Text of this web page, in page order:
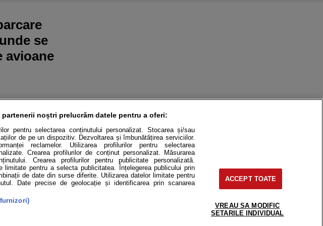
se
avioane
Video Podcast cu Prioritate Cât costă?
noștri prelucrăm datele pentru a oferi:
pentru selectarea conținutului personalizat. Stocarea și/sau
de pe un dispozitiv. Dezvoltarea și îmbunătățirea serviciilor.
reclamelor. Utilizarea profilurilor pentru selectarea
Crearea profilurilor de conținut personalizat. Măsurarea
Crearea profilurilor pentru publicitate personalizată.
limitate pentru a selecta publicitatea. Înțelegerea publicului prin
de date din surse diferite. Utilizarea datelor limitate pentru
Date precise de geolocație și identificarea prin scanarea
ACCEPT TOATE
VREAU SA MODIFIC
SETARILE INDIVIDUAL